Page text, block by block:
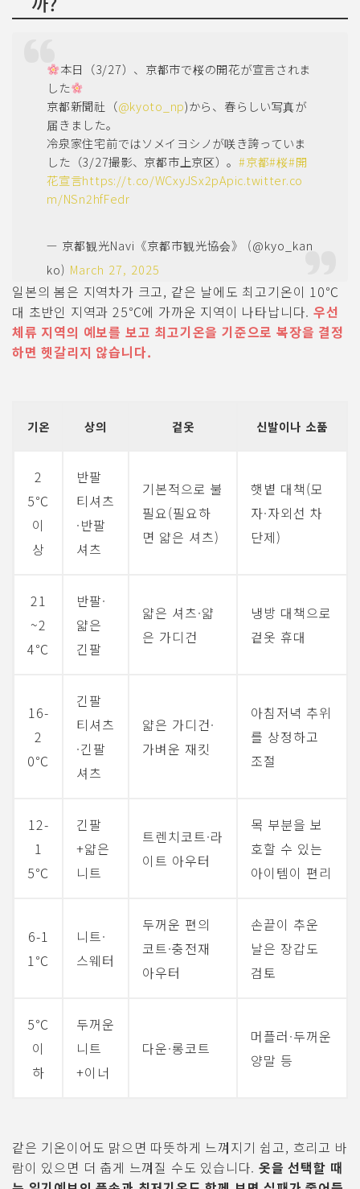
本日（3/27）、京都市で桜の開花が宣言されま
した
京都新聞社（@kyoto_np)から、春らしい写真が
届きました。
冷泉家住宅前ではソメイヨシノが咲き誇っていま
した（3/27撮影、京都市上京区）。#京都#桜#開
花宣言https://t.co/WCxyJSx2pApic.twitter.co
m/NSn2hfFedr
— 京都観光Navi《京都市観光協会》 (@kyo_kan
ko) March 27, 2025
일본의 봄은 지역차가 크고, 같은 날에도 최고기온이 10℃
대 초반인 지역과 25℃에 가까운 지역이 나타납니다. 우선
체류 지역의 예보를 보고 최고기온을 기준으로 복장을 결정
하면 헷갈리지 않습니다.
기온 상의 겉옷 신발이나 소품
2
5℃
이
상
반팔
티셔츠
·반팔
셔츠
기본적으로 불
필요(필요하
면 얇은 셔츠)
햇볕 대책(모
자·자외선 차
단제)
21
~2
4℃
반팔·
얇은
긴팔
얇은 셔츠·얇
은 가디건
냉방 대책으로
겉옷 휴대
16-
2
0℃
긴팔
티셔츠
·긴팔
셔츠
얇은 가디건·
가벼운 재킷
아침저녁 추위
를 상정하고
조절
12-
1
5℃
긴팔
+얇은
니트
트렌치코트·라
이트 아우터
목 부분을 보
호할 수 있는
아이템이 편리
6-1
1℃
니트·
스웨터
두꺼운 편의
코트·충전재
아우터
손끝이 추운
날은 장갑도
검토
5℃
이
하
두꺼운
니트
+이너
다운·롱코트
머플러·두꺼운
양말 등
같은 기온이어도 맑으면 따뜻하게 느껴지기 쉽고, 흐리고 바
람이 있으면 더 춥게 느껴질 수도 있습니다. 옷을 선택할 때